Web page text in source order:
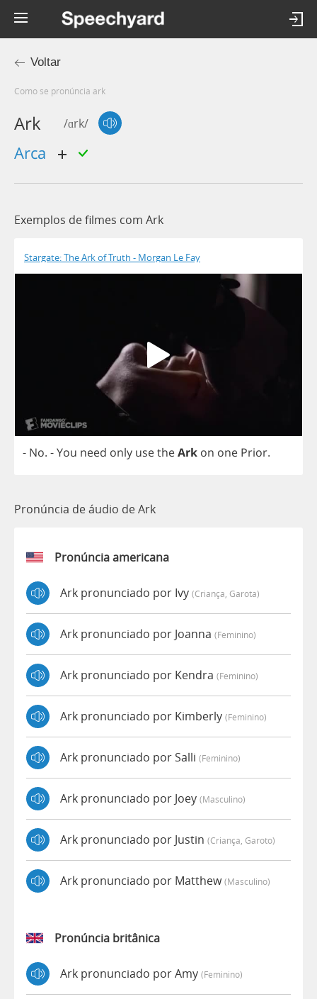
Voltar
Como se pronúncia ark
Ark /ɑrk/
arca
Exemplos de filmes com Ark
Stargate: The Ark of Truth - Morgan Le Fay
- No. -You need only usetheArk on one Prior.
Pronúncia de áudio de Ark
Pronúncia americana
Ark pronunciado por Ivy (criança, Garota)
Ark pronunciado por Joanna (feminino)
Ark pronunciado por Kendra (feminino)
Ark pronunciado por Kimberly (feminino)
Ark pronunciado por Salli (feminino)
Ark pronunciado por Joey (masculino)
Ark pronunciado por Justin (criança, Garoto)
Ark pronunciado por Matthew(masculino)
Pronúncia britânica
Ark pronunciado por Amy (feminino)